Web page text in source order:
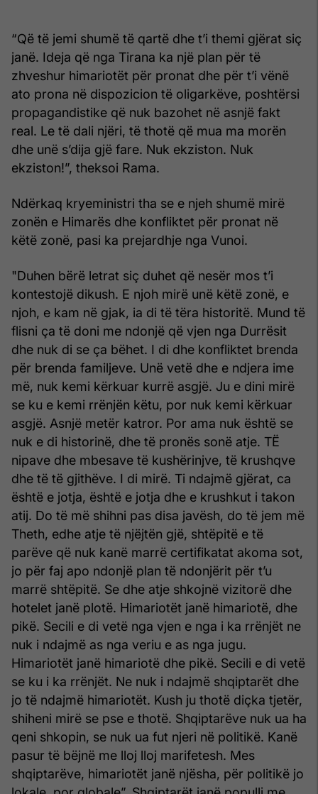
“Që të jemi shumë të qartë dhe t’i themi gjërat siç
janë. Ideja që nga Tirana ka një plan për të
zhveshur himariotët për pronat dhe për t’i vënë
ato prona në dispozicion të oligarkëve, poshtërsi
propagandistike që nuk bazohet në asnjë fakt
real. Le të dali njëri, të thotë që mua ma morën
dhe unë s’dija gjë fare. Nuk ekziston. Nuk
ekziston!”, theksoi Rama.
Ndërkaq kryeministri tha se e njeh shumë mirë
zonën e Himarës dhe konfliktet për pronat në
këtë zonë, pasi ka prejardhje nga Vunoi.
"Duhen bërë letrat siç duhet që nesër mos t’i
kontestojë dikush. E njoh mirë unë këtë zonë, e
njoh, e kam në gjak, ia di të tëra historitë. Mund të
flisni ça të doni me ndonjë që vjen nga Durrësit
dhe nuk di se ça bëhet. I di dhe konfliktet brenda
për brenda familjeve. Unë vetë dhe e ndjera ime
më, nuk kemi kërkuar kurrë asgjë. Ju e dini mirë
se ku e kemi rrënjën këtu, por nuk kemi kërkuar
asgjë. Asnjë metër katror. Por ama nuk është se
nuk e di historinë, dhe të pronës sonë atje. TË
nipave dhe mbesave të kushërinjve, të krushqve
dhe të të gjithëve. I di mirë. Ti ndajmë gjërat, ca
është e jotja, është e jotja dhe e krushkut i takon
atij. Do të më shihni pas disa javësh, do të jem më
Theth, edhe atje të njëjtën gjë, shtëpitë e të
parëve që nuk kanë marrë certifikatat akoma sot,
jo për faj apo ndonjë plan të ndonjërit për t’u
marrë shtëpitë. Se dhe atje shkojnë vizitorë dhe
hotelet janë plotë. Himariotët janë himariotë, dhe
pikë. Secili e di vetë nga vjen e nga i ka rrënjët ne
nuk i ndajmë as nga veriu e as nga jugu.
Himariotët janë himariotë dhe pikë. Secili e di vetë
se ku i ka rrënjët. Ne nuk i ndajmë shqiptarët dhe
jo të ndajmë himariotët. Kush ju thotë diçka tjetër,
shiheni mirë se pse e thotë. Shqiptarëve nuk ua ha
qeni shkopin, se nuk ua fut njeri në politikë. Kanë
pasur të bëjnë me lloj lloj marifetesh. Mes
shqiptarëve, himariotët janë njësha, për politikë jo